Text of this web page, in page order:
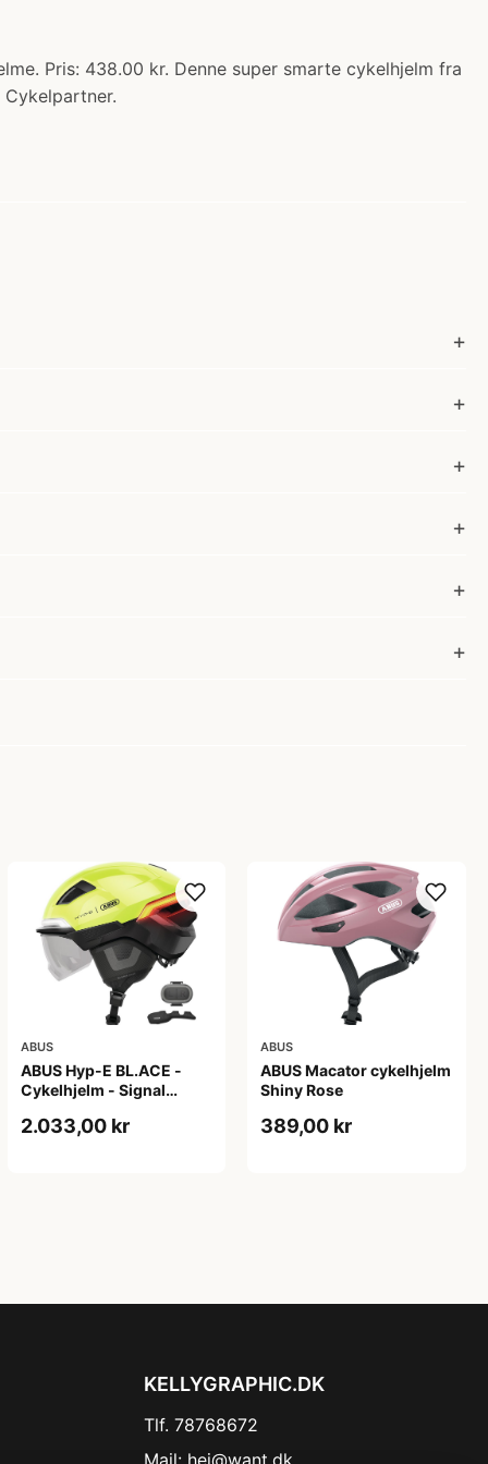
Pris: 438.00 kr. Denne super smarte cykelhjelm fra
ABUS
ABUS Hyp-E BL.ACE -
Cykelhjelm - Signal
2.033,00 kr
ABUS
ABUS Macator cykelhjelm
Shiny Rose
389,00 kr
KELLYGRAPHIC.DK
Tlf. 78768672